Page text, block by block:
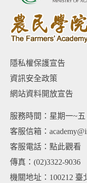
隱私權保護宣告
資訊安全政策
網站資料開放宣告
服務時間：星期一~五
客服信箱：
客服電話： 點此觀看
傳真：(02)3322-9036
機關地址：100212 臺